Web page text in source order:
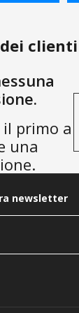
clienti
il primo a
una
newsletter